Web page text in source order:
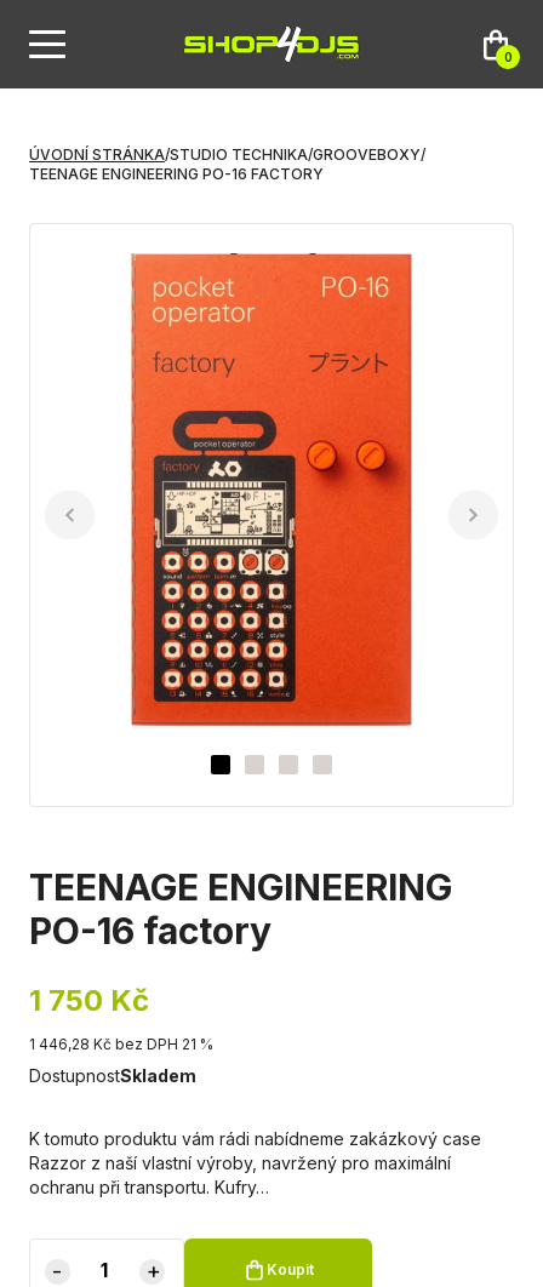
0
ÚVODNÍ STRÁNKA/STUDIO TECHNIKA/GROOVEBOXY/
TEENAGE ENGINEERING PO-16 FACTORY
TEENAGE ENGINEERING
PO-16 factory
1 750 Kč
1 446,28 Kč bez DPH 21 %
DostupnostSkladem
K tomuto produktu vám rádi nabídneme zakázkový case
Razzor z naší vlastní výroby, navržený pro maximální
ochranu při transportu. Kufry…
- + Koupit